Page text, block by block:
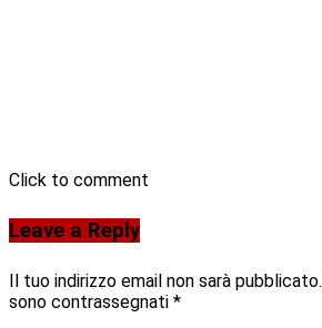
Click to comment
Leave a Reply
Il tuo indirizzo email non sarà pubblicato.
sono contrassegnati *